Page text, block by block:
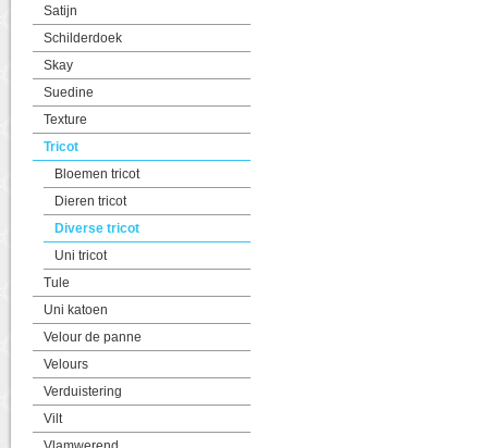
Satijn
Schilderdoek
Skay
Suedine
Texture
Tricot
Bloemen tricot
Dieren tricot
Diverse tricot
Uni tricot
Tule
Uni katoen
Velour de panne
Velours
Verduistering
Vilt